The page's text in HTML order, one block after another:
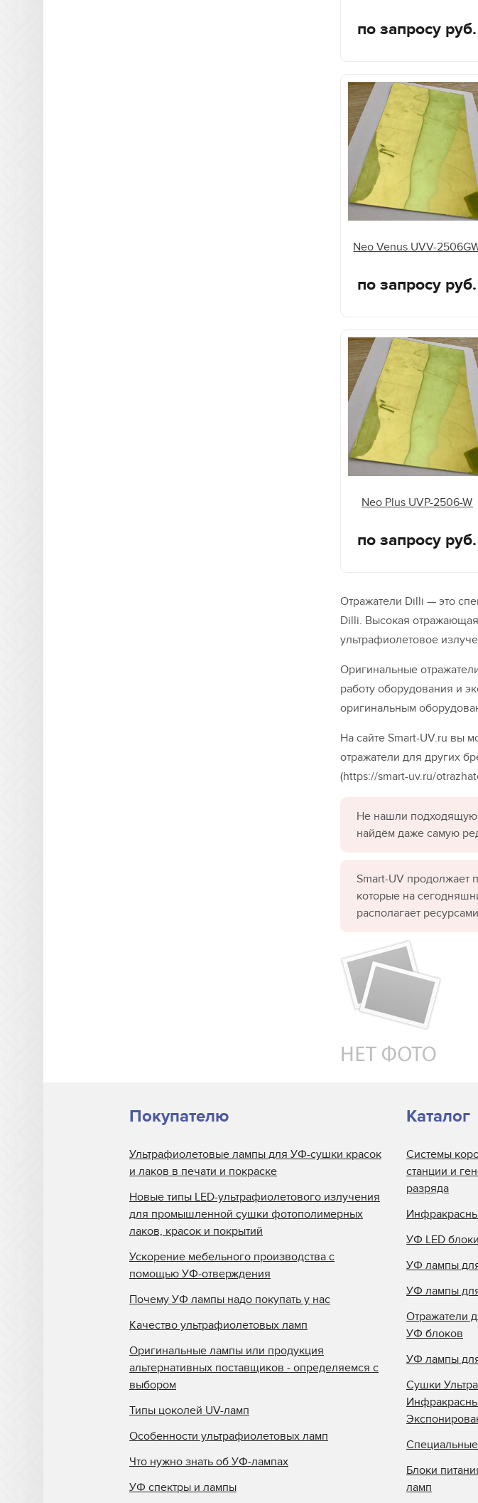
по запросу руб.
Neo Venus UVV-
по запросу руб.
Neo Plus UVP-2506-W
по запросу руб.
Отражатели Dilli — это
Dilli. Высокая
ультрафиолетовое
Оригинальные
работу оборудования и
оригинальным
На сайте Smart-UV.ru вы
отражатели для других
(https://smart-uv.ru/
Не нашли подходящую
найдём даже самую
Smart-UV продолжает
которые на
располагает
Покупателю
Ультрафиолетовые лампы для УФ-сушки красок
и лаков в печати и покраске
Новые типы LED-ультрафиолетового излучения
для промышленной сушки фотополимерных
лаков, красок и покрытий
Ускорение мебельного производства с
помощью УФ-отверждения
Почему УФ лампы надо покупать у нас
Качество ультрафиолетовых ламп
Оригинальные лампы или продукция
альтернативных поставщиков - определяемся с
выбором
Типы цоколей UV-ламп
Особенности ультрафиолетовых ламп
Что нужно знать об УФ-лампах
УФ спектры и лампы
Каталог
Системы
станции и
разряда
УФ LED
УФ лампы
УФ лампы
Отражатели
УФ блоков
УФ лампы
Сушки
Блоки
ламп